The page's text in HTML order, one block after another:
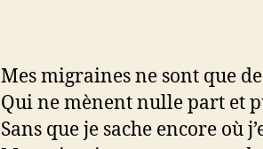
Mes migraines ne sont que
Qui ne mènent nulle part et
Sans que je sache encore où